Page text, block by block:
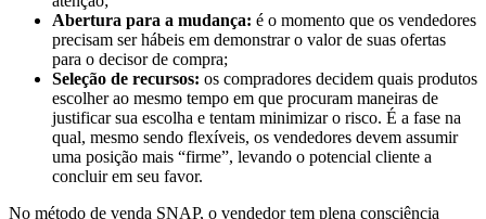
Abertura para a mudança: é o momento que os vendedores
precisam ser hábeis em demonstrar o valor de suas ofertas
para o decisor de compra;
Seleção de recursos: os compradores decidem quais produtos
escolher ao mesmo tempo em que procuram maneiras de
justificar sua escolha e tentam minimizar o risco. É a fase na
qual, mesmo sendo flexíveis, os vendedores devem assumir
uma posição mais “firme”, levando o potencial cliente a
concluir em seu favor.
No método de venda SNAP, o vendedor tem plena consciência